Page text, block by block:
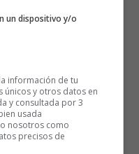
coco
cacahuete
en polvo - Agrega 1/2
los dulces
un dispositivo y/o
información de tu
y otros datos en
y consultada por 3
usada
nosotros como
precisos de